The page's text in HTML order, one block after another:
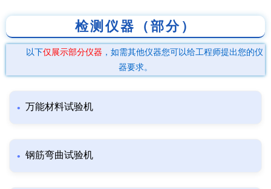
检测仪器（部分）
以下仅展示部分仪器 ，如需其他仪器您可以给工程师提出您的仪
器要求。
万能材料试验机
钢筋弯曲试验机